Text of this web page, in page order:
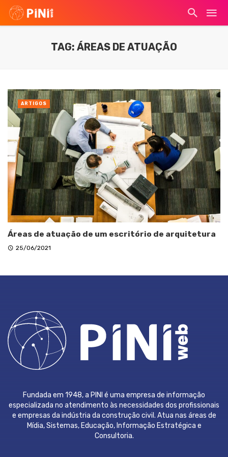
TAG: ÁREAS DE ATUAÇÃO
Áreas de atuação de um escritório de arquitetura
25/06/2021
ARTIGOS
Fundada em 1948, a PINI é uma empresa de informação
especializada no atendimento às necessidades dos profissionais
e empresas da indústria da construção civil. Atua nas áreas de
Mídia, Sistemas, Educação, Informação Estratégica e
Consultoria.